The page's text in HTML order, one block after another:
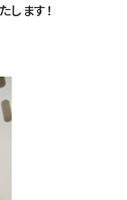
します！